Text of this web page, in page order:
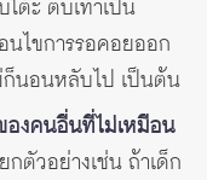
โต๊ะ ตบเท้าเป็น
ไขการรอคอยออก
ก็นอนหลับไป เป็นต้น
งคนอื่นที่ไม่เหมือน
ยกตัวอย่างเช่น ถ้าเด็ก